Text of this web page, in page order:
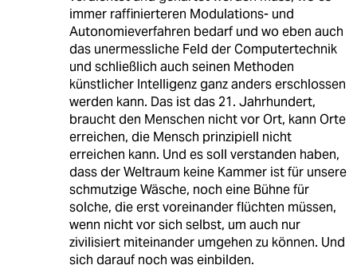
immer raffinierteren Modulations- und
Autonomieverfahren bedarf und wo eben auch
das unermessliche Feld der Computertechnik
und schließlich auch seinen Methoden
künstlicher Intelligenz ganz anders erschlossen
werden kann. Das ist das 21. Jahrhundert,
braucht den Menschen nicht vor Ort, kann Orte
erreichen, die Mensch prinzipiell nicht
erreichen kann. Und es soll verstanden haben,
dass der Weltraum keine Kammer ist für unsere
schmutzige Wäsche, noch eine Bühne für
solche, die erst voreinander flüchten müssen,
wenn nicht vor sich selbst, um auch nur
zivilisiert miteinander umgehen zu können. Und
sich darauf noch was einbilden.